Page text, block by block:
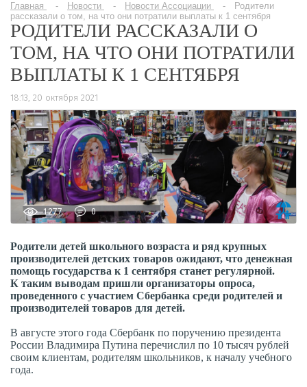
Главная Новости Новости Ассоциации
Родители
рассказали о том, на что они потратили выплаты к 1 сентября
РОДИТЕЛИ РАССКАЗАЛИ О
ТОМ, НА ЧТО ОНИ ПОТРАТИЛИ
ВЫПЛАТЫ К 1 СЕНТЯБРЯ
18:13, 20 октября 2021
1277 0
Родители детей школьного возраста и ряд крупных
производителей детских товаров ожидают, что денежная
помощь государства к 1 сентября станет регулярной.
К таким выводам пришли организаторы опроса,
проведенного с участием Сбербанка среди родителей и
производителей товаров для детей.
В августе этого года Сбербанк по поручению президента
России Владимира Путина перечислил по 10 тысяч рублей
своим клиентам, родителям школьников, к началу учебного
года.